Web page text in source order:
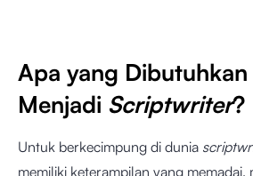
Apa yang
Menjadi Scriptwriter?
Untuk berkecimpung di dunia
memiliki keterampilan yang memadai,